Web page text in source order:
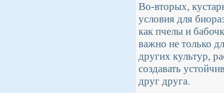
Во-вторых,
условия для
как пчелы и
важно не только
других культур,
создавать
друг друга.